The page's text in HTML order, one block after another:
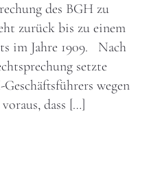
des BGH zu
zurück bis zu einem
im Jahre 1909. Nach
setzte
wegen
dass […]